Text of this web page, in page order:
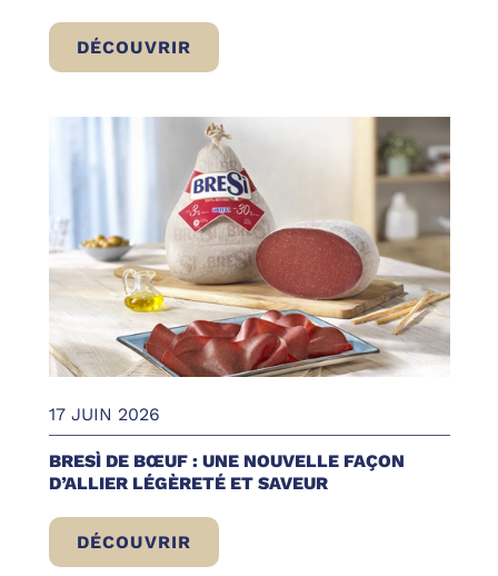
DÉCOUVRIR
BRESÌ DE BŒUF EN BARQUETTE: LE
17 JUIN 2026
BRESÌ DE BŒUF : UNE NOUVELLE FAÇON
D’ALLIER LÉGÈRETÉ ET SAVEUR
DÉCOUVRIR
BRESÌ DE BŒUF : UNE NOUVELLE FAÇON